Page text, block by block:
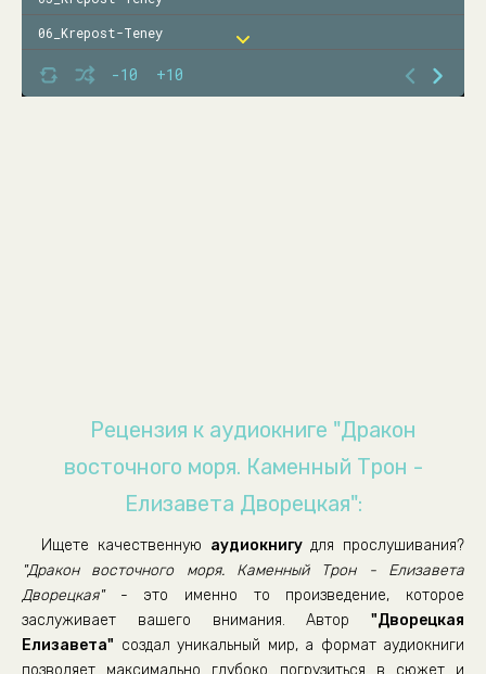
-10 +10
06_Krepost-Teney
07_Krepost-Teney
08_Krepost-Teney
Рецензия к аудиокниге "Дракон
восточного моря. Каменный Трон -
Елизавета Дворецкая":
Ищете качественную аудиокнигудля прослушивания?
"Дракон восточного моря. Каменный Трон - Елизавета
Дворецкая"- это именно то произведение, которое
заслуживает вашего внимания. Автор "Дворецкая
Елизавета" создал уникальный мир, а формат аудиокниги
позволяет максимально глубоко погрузиться в сюжет и